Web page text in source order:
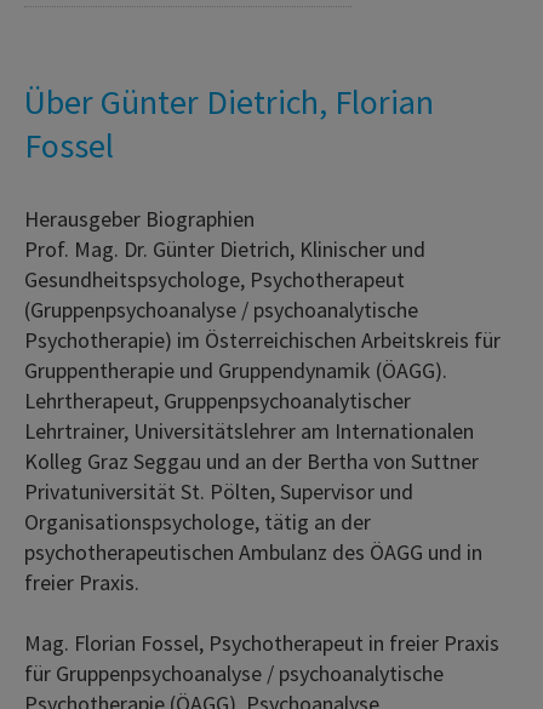
Über Günter Dietrich, Florian
Fossel
Herausgeber Biographien
Prof. Mag. Dr. Günter Dietrich, Klinischer und
Gesundheitspsychologe, Psychotherapeut
(Gruppenpsychoanalyse / psychoanalytische
Psychotherapie) im Österreichischen Arbeitskreis für
Gruppentherapie und Gruppendynamik (ÖAGG).
Lehrtherapeut, Gruppenpsychoanalytischer
Lehrtrainer, Universitätslehrer am Internationalen
Kolleg Graz Seggau und an der Bertha von Suttner
Privatuniversität St. Pölten, Supervisor und
Organisationspsychologe, tätig an der
psychotherapeutischen Ambulanz des ÖAGG und in
freier Praxis.
Mag. Florian Fossel, Psychotherapeut in freier Praxis
für Gruppenpsychoanalyse / psychoanalytische